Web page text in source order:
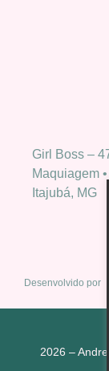
Girl Boss –
Maquiagem
Itajubá, MG
Desenvolvido por
2026 –